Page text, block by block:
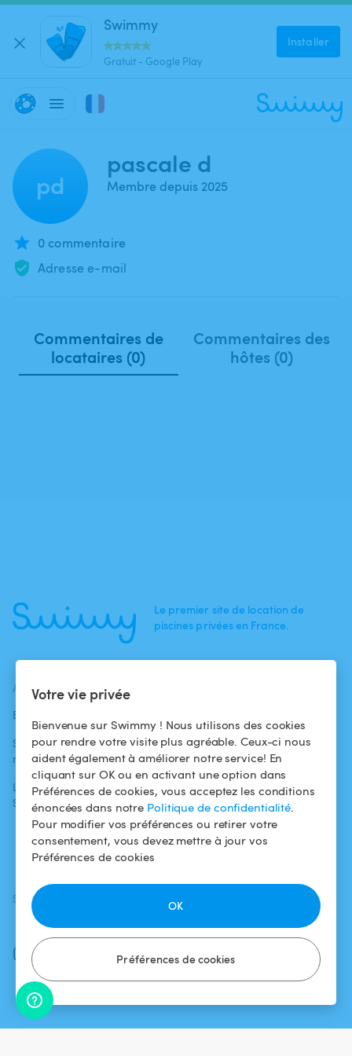
Votre vie privée
Bienvenue sur Swimmy ! Nous utilisons des cookies
pour rendre votre visite plus agréable. Ceux-ci nous
aident également à améliorer notre service! En
cliquant sur OK ou en activant une option dans
Préférences de cookies, vous acceptez les conditions
énoncées dans notre Politique de confidentialité.
Pour modifier vos préférences ou retirer votre
consentement, vous devez mettre à jour vos
Préférences de cookies
Préférences de cookies
OK
Swimmy
Gratuit - Google Play
Installer
pd
pascale d
Membre depuis 2025
0 commentaire
Adresse e-mail
Commentaires de
locataires (0)
Commentaires des
hôtes (0)
Le premier site de location de
piscines privées en France.
ACTUALITÉS
Blog
Swimmy dans les
médias
L'aventure
Swimmy
baigneurs
Pour les
propriétaires
Louer ma piscine
Comment ça
marche ?
Conditions
d'utilisation
Politique de
confidentialité
Mentions légales
SUIVEZ-NOUS
Facebook
Instagram